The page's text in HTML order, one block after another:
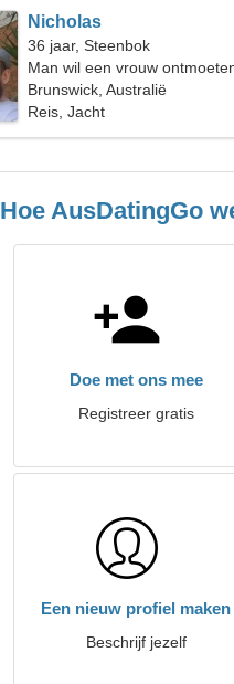
Nicholas
36 jaar, Steenbok
Man wil een vrouw
Brunswick, Australië
Reis, Jacht
Hoe AusDatingGo
Doe met ons mee
Registreer gratis
Een nieuw profiel maken
Beschrijf jezelf